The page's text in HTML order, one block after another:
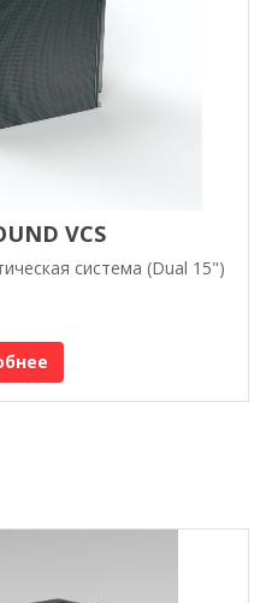
VCS
система (Dual 15")